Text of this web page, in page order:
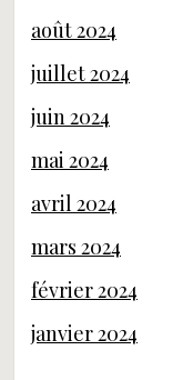
août 2024
juillet 2024
juin 2024
mai 2024
avril 2024
mars 2024
février 2024
janvier 2024